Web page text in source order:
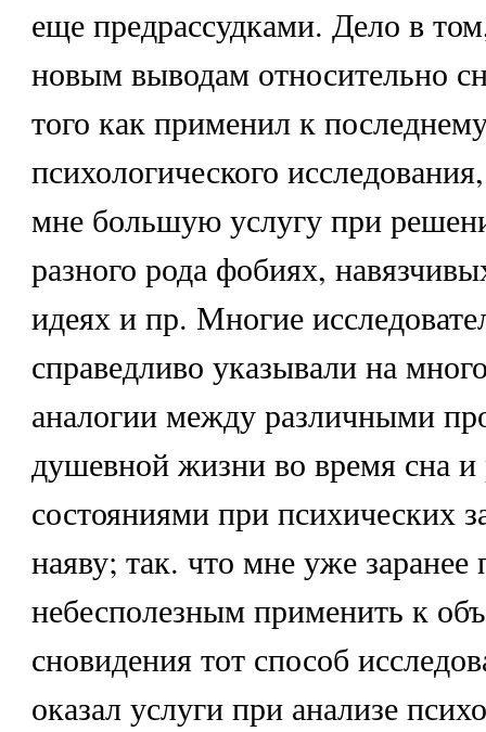
еще предрассудками. Дело в
новым выводам относительно
того как применил к
психологического
мне большую услугу при
разного рода фобиях,
идеях и пр. Многие
справедливо указывали на
аналогии между различными
душевной жизни во время сна
состояниями при психических
наяву; так. что мне уже заранее
небесполезным применить к
сновидения тот способ
оказал услуги при анализе